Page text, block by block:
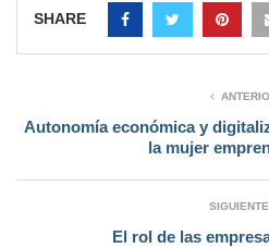
SHARE
Autonomía económica y
la mujer
SIGUIENTE
El rol de las